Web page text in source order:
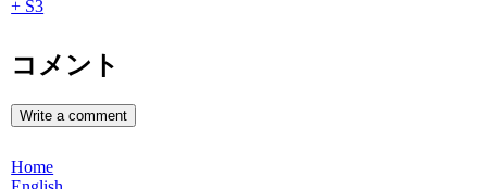
+ S3
コメント
Write a comment
Home